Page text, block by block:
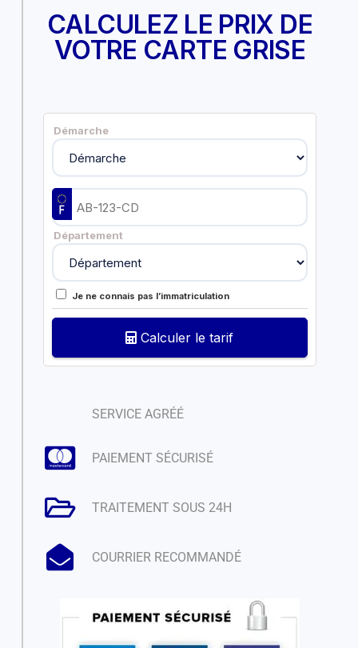
CALCULEZ LE PRIX DE
VOTRE CARTE GRISE
Démarche
Département
Je ne connais pas l’immatriculation
Calculer le tarif
SERVICE AGRÉÉ
PAIEMENT SÉCURISÉ
TRAITEMENT SOUS 24H
COURRIER RECOMMANDÉ